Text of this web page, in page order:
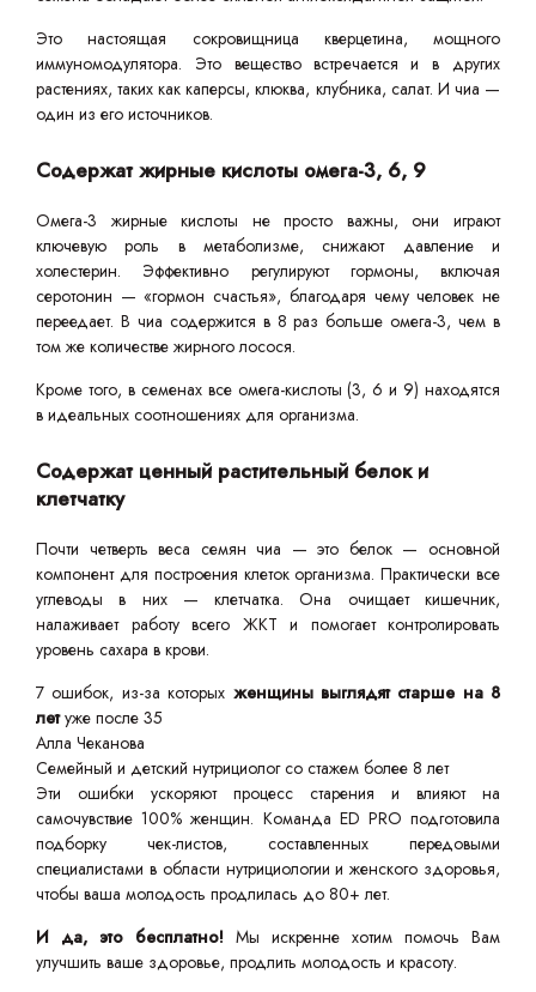
Это настоящая сокровищница кверцетина, мощного
иммуномодулятора. Это вещество встречается и в других
растениях, таких как каперсы, клюква, клубника, салат. И чиа —
один из его источников.
Содержат жирные кислоты омега-3, 6, 9
Омега-3 жирные кислоты не просто важны, они играют
ключевую роль в метаболизме, снижают давление и
холестерин. Эффективно регулируют гормоны, включая
серотонин — «гормон счастья», благодаря чему человек не
переедает. В чиа содержится в 8 раз больше омега-3, чем в
том же количестве жирного лосося.
Кроме того, в семенах все омега-кислоты (3, 6 и 9) находятся
в идеальных соотношениях для организма.
Содержат ценный растительный белок и
клетчатку
Почти четверть веса семян чиа — это белок — основной
компонент для построения клеток организма. Практически все
углеводы в них — клетчатка. Она очищает кишечник,
налаживает работу всего ЖКТ и помогает контролировать
уровень сахара в крови.
7 ошибок, из-за которых женщины выглядят старше на 8
летуже после 35
Алла Чеканова
Семейный и детский нутрициолог со стажем более 8 лет
Эти ошибки ускоряют процесс старения и влияют на
самочувствие 100% женщин. Команда ED PRO подготовила
подборку чек-листов, составленных передовыми
специалистами в области нутрициологии и женского здоровья,
чтобы ваша молодость продлилась до 80+ лет.
И да, это бесплатно! Мы искренне хотим помочь Вам
улучшить ваше здоровье, продлить молодость и красоту.